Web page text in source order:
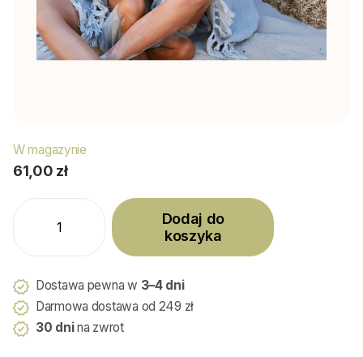
W magazynie
61,00 zł
Dodaj do
koszyka
Dostawa pewna w 3–4 dni
Darmowa dostawa od 249 zł
30 dnina zwrot